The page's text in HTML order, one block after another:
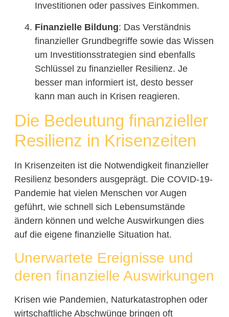
Investitionen oder passives Einkommen.
Finanzielle Bildung: Das Verständnis
finanzieller Grundbegriffe sowie das Wissen
um Investitionsstrategien sind ebenfalls
Schlüssel zu finanzieller Resilienz. Je
besser man informiert ist, desto besser
kann man auch in Krisen reagieren.
Die Bedeutung finanzieller
Resilienz in Krisenzeiten
In Krisenzeiten ist die Notwendigkeit finanzieller
Resilienz besonders ausgeprägt. Die COVID-19-
Pandemie hat vielen Menschen vor Augen
geführt, wie schnell sich Lebensumstände
ändern können und welche Auswirkungen dies
auf die eigene finanzielle Situation hat.
Unerwartete Ereignisse und
deren finanzielle Auswirkungen
Krisen wie Pandemien, Naturkatastrophen oder
wirtschaftliche Abschwünge bringen oft